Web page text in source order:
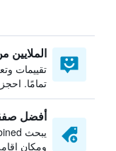
الملايين
تقييمات
تمامًا.
أفضل
ومكان